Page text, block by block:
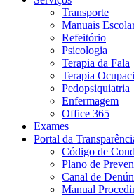
Transporte
Manuais
Refeitório
Psicologia
Terapia da Fala
Terapia
Pedopsiquiatria
Enfermagem
Office 365
Exames
Portal da
Código de
Plano de
Canal de
Manual